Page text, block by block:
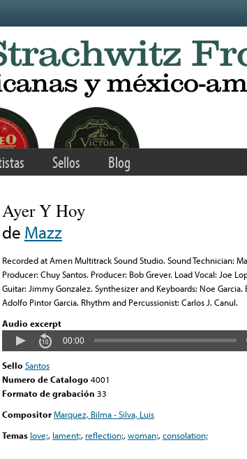
Sellos Blog
Ayer Y Hoy
de Mazz
Recorded at Amen Multitrack Sound Studio. Sound Technician:
Producer: Chuy Santos. Producer: Bob Grever. Load Vocal: Joe
Guitar: Jimmy Gonzalez. Synthesizer and Keyboards: Noe Garcia.
Adolfo Pintor Garcia. Rhythm and Percussionist: Carlos J. Canul.
Audio excerpt
00:00
Sello Santos
Numero de Catalogo 4001
Formato de grabación 33
CompositorMarquez, Bilma - Silva, Luis
Temas love;, lament;, reflection;,woman;,consolation;